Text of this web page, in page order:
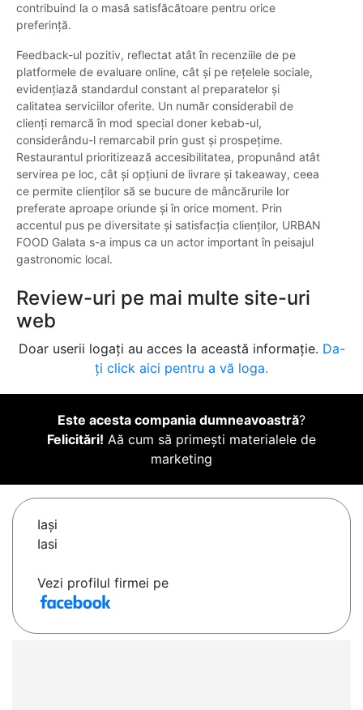
contribuind la o masă satisfăcătoare pentru orice
preferință.
Feedback-ul pozitiv, reflectat atât în recenziile de pe
platformele de evaluare online, cât și pe rețelele sociale,
evidențiază standardul constant al preparatelor și
calitatea serviciilor oferite. Un număr considerabil de
clienți remarcă în mod special doner kebab-ul,
considerându-l remarcabil prin gust și prospețime.
Restaurantul prioritizează accesibilitatea, propunând atât
servirea pe loc, cât și opțiuni de livrare și takeaway, ceea
ce permite clienților să se bucure de mâncărurile lor
preferate aproape oriunde și în orice moment. Prin
accentul pus pe diversitate și satisfacția clienților, URBAN
FOOD Galata s-a impus ca un actor important în peisajul
gastronomic local.
Review-uri pe mai multe site-uri
web
Doar userii logați au acces la această informație. Da-
ți click aici pentru a vă loga.
Este acesta compania dumneavoastră?
Felicitări! Aă cum să primești materialele de
marketing
Iaşi
Iasi
Vezi profilul firmei pe